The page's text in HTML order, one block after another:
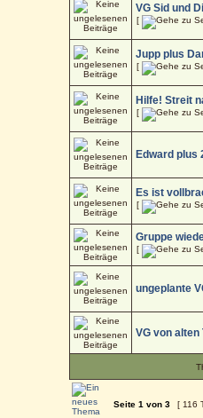
VG Sid und
[
Jupp plus
[
Hilfe! Streit
[
Edward plus
Es ist
[
Gruppe
[
ungeplante
VG von alten
Seite1 von3 [ 116